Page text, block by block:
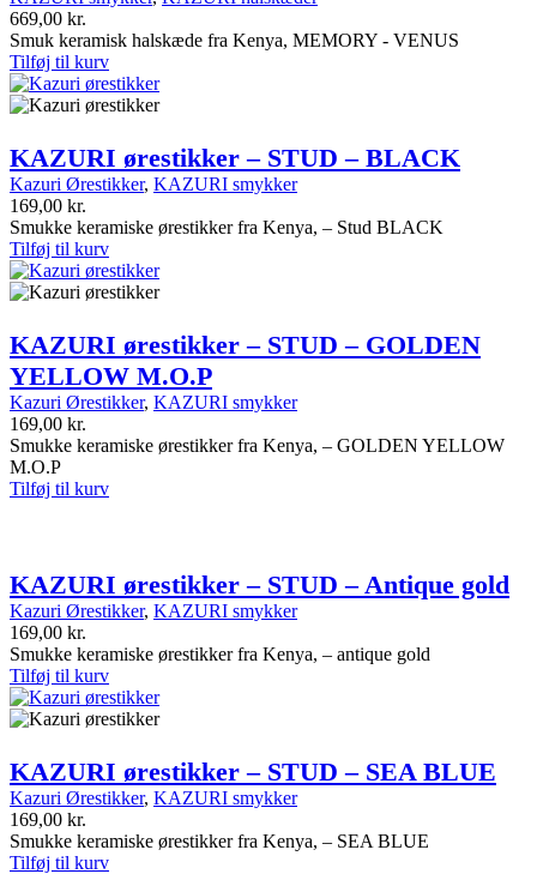
669,00 kr.
Smuk keramisk halskæde fra Kenya, MEMORY - VENUS
Tilføj til kurv
KAZURI ørestikker – STUD – BLACK
Kazuri Ørestikker, KAZURI smykker
169,00 kr.
Smukke keramiske ørestikker fra Kenya, – Stud BLACK
Tilføj til kurv
KAZURI ørestikker – STUD – GOLDEN
YELLOW M.O.P
Kazuri Ørestikker, KAZURI smykker
169,00 kr.
Smukke keramiske ørestikker fra Kenya, – GOLDEN YELLOW
M.O.P
Tilføj til kurv
KAZURI ørestikker – STUD – Antique gold
Kazuri Ørestikker, KAZURI smykker
169,00 kr.
Smukke keramiske ørestikker fra Kenya, – antique gold
Tilføj til kurv
KAZURI ørestikker – STUD – SEA BLUE
Kazuri Ørestikker, KAZURI smykker
169,00 kr.
Smukke keramiske ørestikker fra Kenya, – SEA BLUE
Tilføj til kurv